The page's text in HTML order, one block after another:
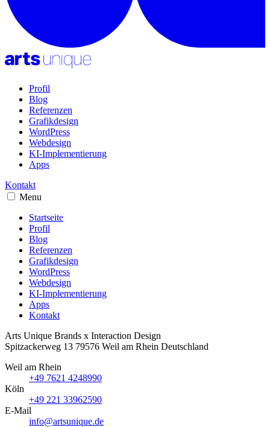
Profil
Blog
Referenzen
Grafikdesign
WordPress
Webdesign
KI-Implementierung
Apps
Kontakt
Menu
Startseite
Profil
Blog
Referenzen
Grafikdesign
WordPress
Webdesign
KI-Implementierung
Apps
Kontakt
Arts Unique Brands x Interaction Design
Spitzackerweg 13 79576 Weil am Rhein Deutschland
Weil am Rhein
+49 7621 4248990
Köln
+49 221 33962590
E-Mail
info@artsunique.de